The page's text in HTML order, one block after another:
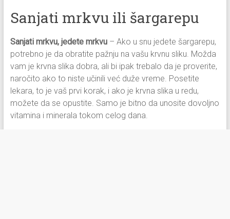
Sanjati mrkvu ili šargarepu
Sanjati mrkvu, jedete mrkvu – Ako u snu jedete šargarepu,
potrebno je da obratite pažnju na vašu krvnu sliku. Možda
vam je krvna slika dobra, ali bi ipak trebalo da je proverite,
naročito ako to niste učinili već duže vreme. Posetite
lekara, to je vaš prvi korak, i ako je krvna slika u redu,
možete da se opustite. Samo je bitno da unosite dovoljno
vitamina i minerala tokom celog dana.